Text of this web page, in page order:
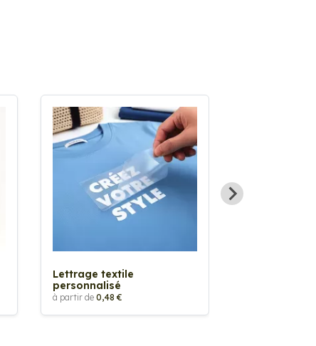
Lettrage textile
personnalisé
à partir de 0,48 €